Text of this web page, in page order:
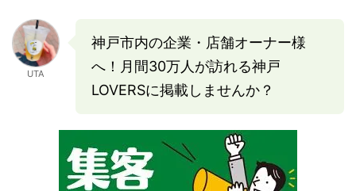
UTA
神戸市内の企業・店舗オーナー様
へ！月間30万人が訪れる神戸
LOVERSに掲載しませんか？